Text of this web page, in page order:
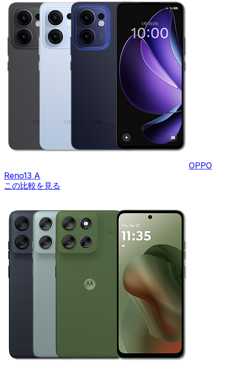
OPPO
Reno13 A
この比較を見る